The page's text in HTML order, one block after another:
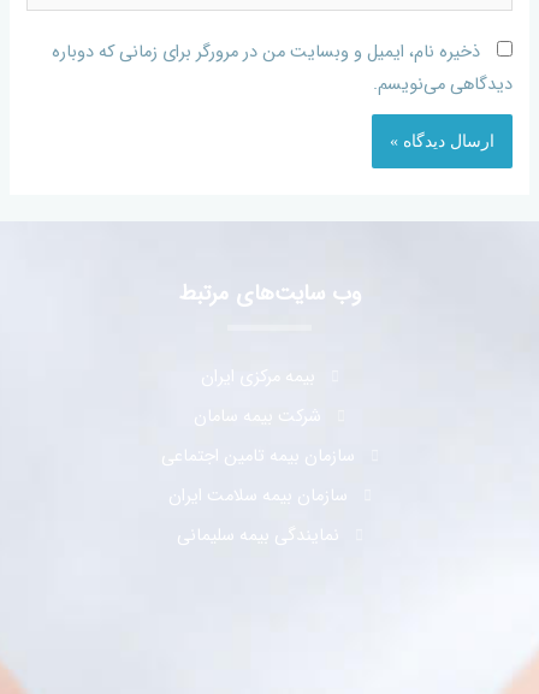
ذخیره نام، ایمیل و وبسایت من در مرورگر برای زمانی که دوباره
دیدگاهی می‌نویسم.
وب سایت‌های مرتبط
بیمه مرکزی ایران
شرکت بیمه سامان
سازمان بیمه تامین اجتماعی
سازمان بیمه سلامت ایران
نمایندگی بیمه سلیمانی